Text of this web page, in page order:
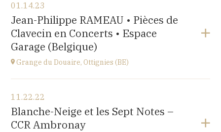
Théâtre de l'Archipel, Perpignan
Le Carré, avenue du Maréchal Leclerc, 66000
Perpignan
at
01.14.23
Jean-Philippe RAMEAU • Pièces de
Clavecin en Concerts • Espace
Garage (Belgique)
Grange du Douaire, Ottignies (BE)
Grange du Douaire, Ottignies (BE)
Espace du Coeur de Ville 2, 1340 Ottignies,
BELGIQUE
11.22.22
Blanche-Neige et les Sept Notes –
CCR Ambronay